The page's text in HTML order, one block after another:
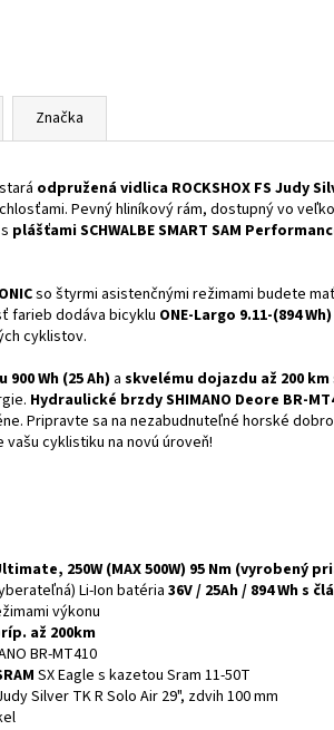
Značka
odpružená vidlica ROCKSHOX FS Judy
Pevný hliníkový rám, dostupný vo
s plášťami SCHWALBE SMART SAM
so štyrmi asistenčnými režimami budete
farieb dodáva bicyklu ONE-Largo 9.11-(894 Wh)
cyklistov.
Wh (25 Ah) a skvelému dojazdu až 200 km
Hydraulické brzdy SHIMANO Deore BR-
Pripravte sa na nezabudnuteľné horské
vašu cyklistiku na novú úroveň!
250W (MAX 500W) 95 Nm (vyrobený
Li-Ion batéria36V / 25Ah / 894 Wh s
výkonu
až 200km
BR-MT410
SX Eagle s kazetou Sram 11-50T
Silver TK R Solo Air 29", zdvih 100 mm